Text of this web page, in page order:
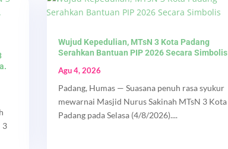
3
Wujud Kepedulian, MTsN 3 Kota Padang
Serahkan Bantuan PIP 2026 Secara Simbolis
Agu 4, 2026
Padang, Humas — Suasana penuh rasa syukur
mewarnai Masjid Nurus Sakinah MTsN 3 Kota
Padang pada Selasa (4/8/2026)....